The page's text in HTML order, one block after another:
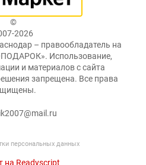
©
2026
– правообладатель на
Использование,
и материалов с сайта
запрещена. Все права
персональных данных
на Readyscript